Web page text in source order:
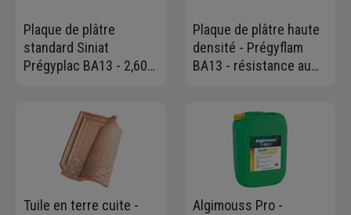
Plaque de plâtre
standard Siniat
Prégyplac BA13 - 2,60
Plaque de plâtre haute
densité - Prégyflam
BA13 - résistance au
Tuile en terre cuite -
Algimouss Pro -